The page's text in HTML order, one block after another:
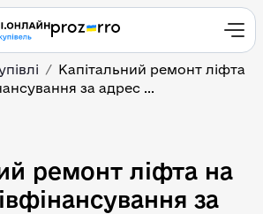
Капітальний ремонт ліфта
за адрес ...
ремонт
ремонт ліфта на
за